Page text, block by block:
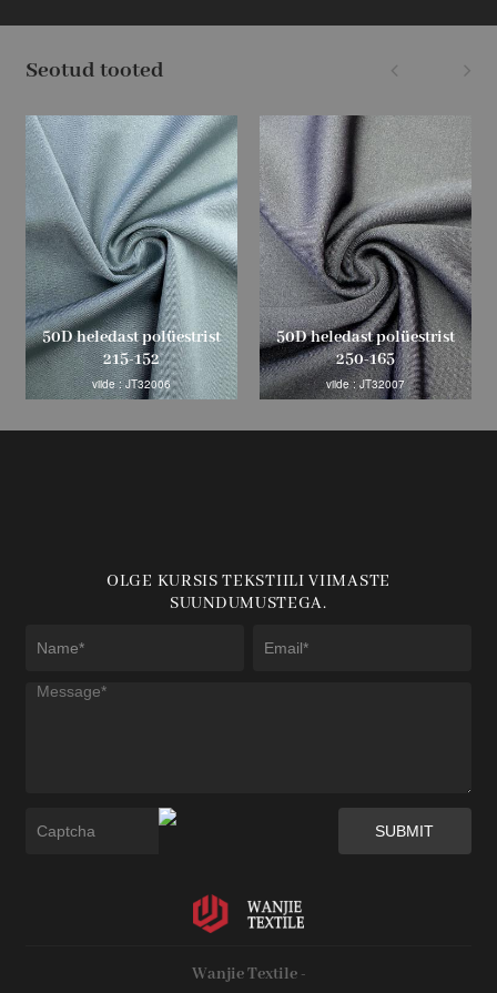
Seotud tooted
50D heledast polüestrist
215-152
viide : JT32006
50D heledast polüestrist
250-165
viide : JT32007
OLGE KURSIS TEKSTIILI VIIMASTE
SUUNDUMUSTEGA.
Wanjie Textile -